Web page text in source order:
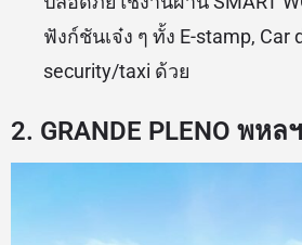
ฟังก์ชันเจ๋ง ๆ ทั้ง E-stamp, Car
security/taxi ด้วย
2. GRANDE PLENO พหล